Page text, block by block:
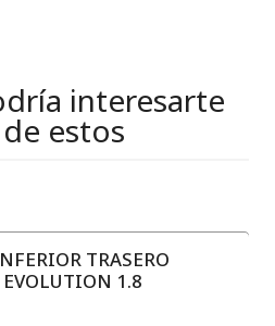
interesarte
estos
TRASERO
EVOLUTION 1.8